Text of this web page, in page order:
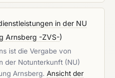
in der NU
Arnsberg -ZVS-)
ist die Vergabe von
der Notunterkunft (NU)
Arnsberg. Ansicht der